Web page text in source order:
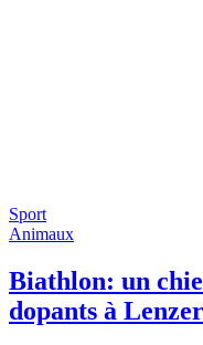
Sport
Animaux
Biathlon: un
dopants à